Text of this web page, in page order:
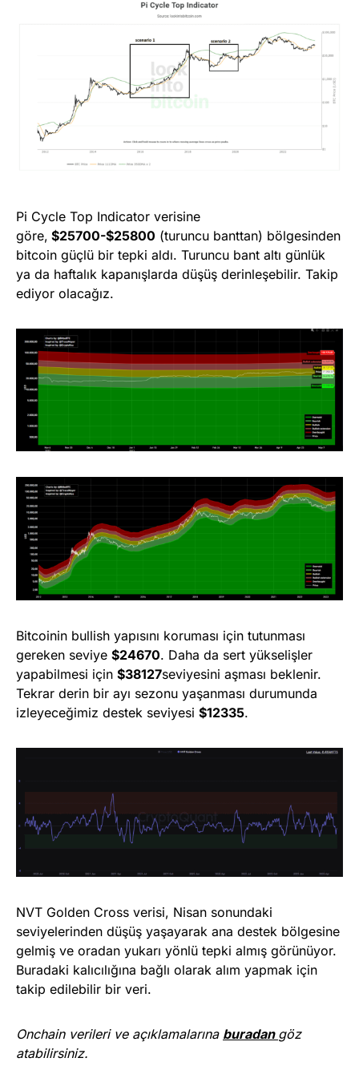
Pi Cycle Top Indicator verisine
göre, $25700-$25800 (turuncu banttan) bölgesinden
bitcoin güçlü bir tepki aldı. Turuncu bant altı günlük
ya da haftalık kapanışlarda düşüş derinleşebilir. Takip
ediyor olacağız.
Bitcoinin bullish yapısını koruması için tutunması
gereken seviye $24670. Daha da sert yükselişler
yapabilmesi için $38127seviyesini aşması beklenir.
Tekrar derin bir ayı sezonu yaşanması durumunda
izleyeceğimiz destek seviyesi $12335.
NVT Golden Cross verisi, Nisan sonundaki
seviyelerinden düşüş yaşayarak ana destek bölgesine
gelmiş ve oradan yukarı yönlü tepki almış görünüyor.
Buradaki kalıcılığına bağlı olarak alım yapmak için
takip edilebilir bir veri.
Onchain verileri ve açıklamalarına buradan göz
atabilirsiniz.